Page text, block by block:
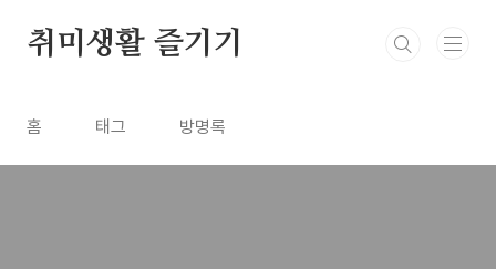
취미생활 즐기기
홈 태그 방명록